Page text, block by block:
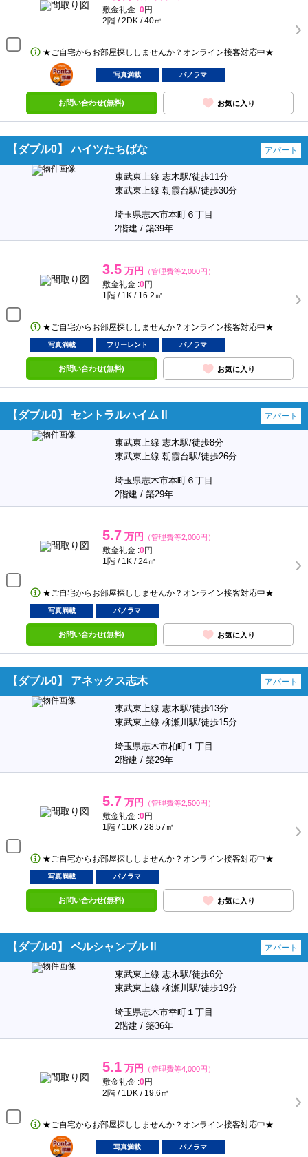
敷金礼金 :0円
2階 / 2DK / 40㎡
★ご自宅からお部屋探ししませんか？オンライン接客対応中★
ポンタ
部屋
写真満載 パノラマ
お問い合わせ(無料) お気に入り
【ダブル0】 ハイツたちばな アパート
東武東上線 志木駅/徒歩11分
東武東上線 朝霞台駅/徒歩30分
埼玉県志木市本町６丁目
2階建 / 築39年
3.5 万円 （管理費等2,000円）
敷金礼金 :0円
1階 / 1K / 16.2㎡
★ご自宅からお部屋探ししませんか？オンライン接客対応中★
写真満載 フリーレント パノラマ
お問い合わせ(無料) お気に入り
【ダブル0】 セントラルハイムⅡ アパート
東武東上線 志木駅/徒歩8分
東武東上線 朝霞台駅/徒歩26分
埼玉県志木市本町６丁目
2階建 / 築29年
5.7 万円 （管理費等2,000円）
敷金礼金 :0円
1階 / 1K / 24㎡
★ご自宅からお部屋探ししませんか？オンライン接客対応中★
写真満載 パノラマ
お問い合わせ(無料) お気に入り
【ダブル0】 アネックス志木 アパート
東武東上線 志木駅/徒歩13分
東武東上線 柳瀬川駅/徒歩15分
埼玉県志木市柏町１丁目
2階建 / 築29年
5.7 万円 （管理費等2,500円）
敷金礼金 :0円
1階 / 1DK / 28.57㎡
★ご自宅からお部屋探ししませんか？オンライン接客対応中★
写真満載 パノラマ
お問い合わせ(無料) お気に入り
【ダブル0】 ベルシャンブルⅡ アパート
東武東上線 志木駅/徒歩6分
東武東上線 柳瀬川駅/徒歩19分
埼玉県志木市幸町１丁目
2階建 / 築36年
5.1 万円 （管理費等4,000円）
敷金礼金 :0円
2階 / 1DK / 19.6㎡
★ご自宅からお部屋探ししませんか？オンライン接客対応中★
ポンタ
部屋
写真満載 パノラマ